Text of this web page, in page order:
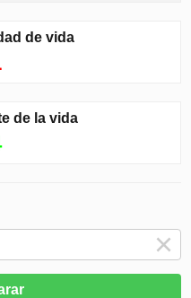
de vida
de la vida